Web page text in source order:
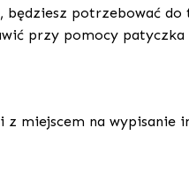
będziesz potrzebować
przy pomocy
z miejscem na wypisanie